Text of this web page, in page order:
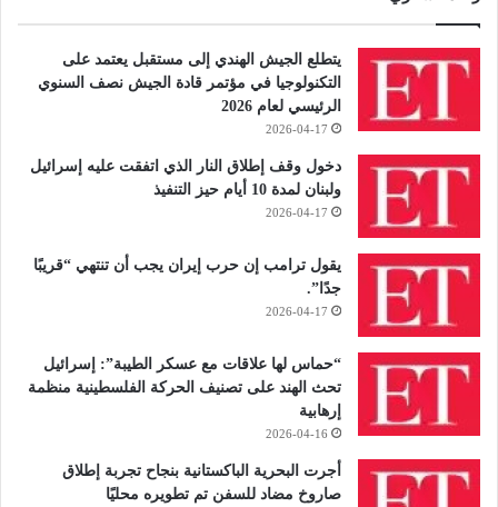
يتطلع الجيش الهندي إلى مستقبل يعتمد على
التكنولوجيا في مؤتمر قادة الجيش نصف السنوي
الرئيسي لعام 2026
2026-04-17
دخول وقف إطلاق النار الذي اتفقت عليه إسرائيل
ولبنان لمدة 10 أيام حيز التنفيذ
2026-04-17
يقول ترامب إن حرب إيران يجب أن تنتهي “قريبًا
جدًا”.
2026-04-17
“حماس لها علاقات مع عسكر الطيبة”: إسرائيل
تحث الهند على تصنيف الحركة الفلسطينية منظمة
إرهابية
2026-04-16
أجرت البحرية الباكستانية بنجاح تجربة إطلاق
صاروخ مضاد للسفن تم تطويره محليًا